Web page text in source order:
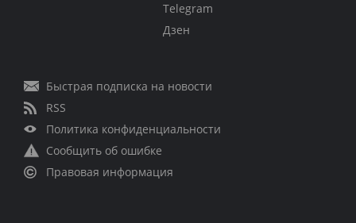
Telegram
Дзен
Быстрая подписка на новости
RSS
Политика конфиденциальности
Сообщить об ошибке
Правовая информация